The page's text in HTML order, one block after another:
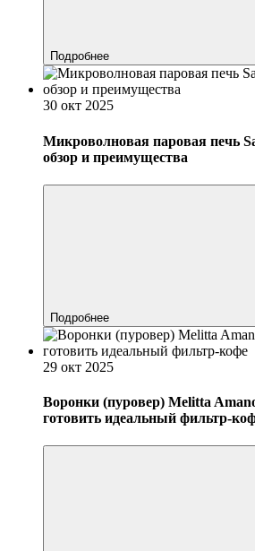
Подробнее
30 окт 2025
Микроволновая паровая печь
обзор и преимущества
Подробнее
29 окт 2025
Воронки (пуровер) Melitta
готовить идеальный фильтр-